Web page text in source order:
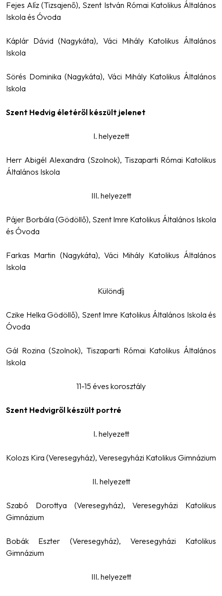
Fejes Alíz (Tizsajenő), Szent István Római Katolikus Általános
Iskola és Óvoda
Káplár Dávid (Nagykáta), Váci Mihály Katolikus Általános
Iskola
Sörés Dominika (Nagykáta), Váci Mihály Katolikus Általános
Iskola
Szent Hedvig életéről készült jelenet
I. helyezett
Herr Abigél Alexandra (Szolnok), Tiszaparti Római Katolikus
Általános Iskola
III. helyezett
Pájer Borbála (Gödöllő), Szent Imre Katolikus Általános Iskola
és Óvoda
Farkas Martin (Nagykáta), Váci Mihály Katolikus Általános
Iskola
Különdíj
Czike Helka Gödöllő), Szent Imre Katolikus Általános Iskola és
Óvoda
Gál Rozina (Szolnok), Tiszaparti Római Katolikus Általános
Iskola
11-15 éves korosztály
Szent Hedvigről készült portré
I. helyezett
Kolozs Kira (Veresegyház), Veresegyházi Katolikus Gimnázium
II. helyezett
Szabó Dorottya (Veresegyház), Veresegyházi Katolikus
Gimnázium
Bobák Eszter (Veresegyház), Veresegyházi Katolikus
Gimnázium
III. helyezett